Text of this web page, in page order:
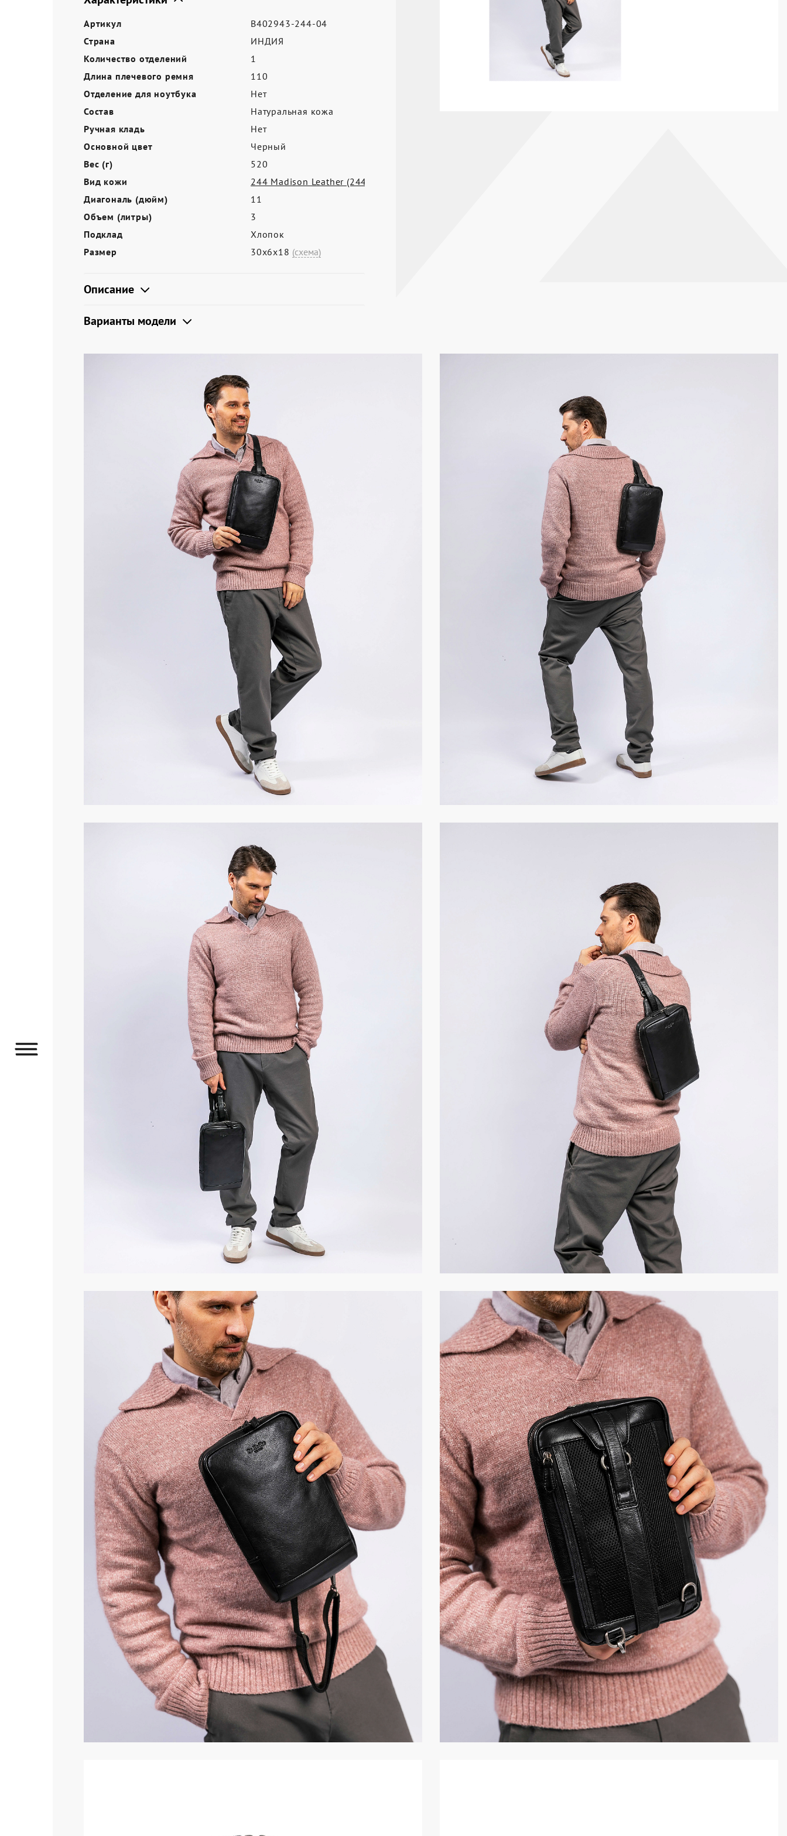
Акции
Артикул
B402943-244-04
Страна
ИНДИЯ
Количество отделений
1
Длина плечевого ремня
110
Отделение для ноутбука
Нет
Состав
Натуральная кожа
Ручная кладь
Нет
Основной цвет
Черный
Вес (г)
520
Вид кожи
244 Madison Leather (244)
Диагональ (дюйм)
11
Объем (литры)
3
Подклад
Хлопок
Размер
30х6х18 (схема)
Описание
Варианты модели